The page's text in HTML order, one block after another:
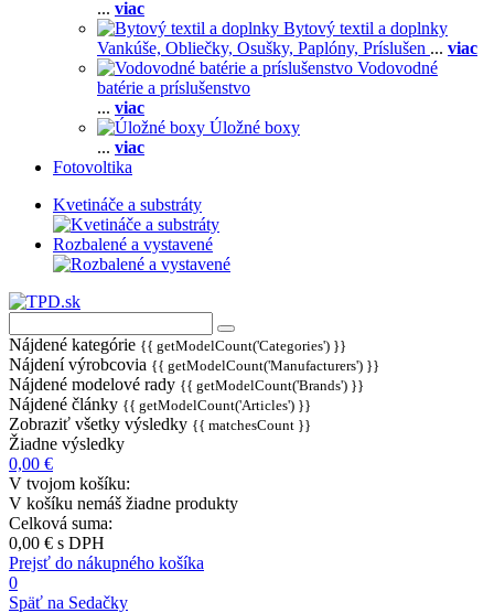
... viac
Bytový textil a doplnky
Vankúše, Obliečky, Osušky, Paplóny, Príslušen ... viac
Vodovodné
batérie a príslušenstvo
... viac
Úložné boxy
... viac
Fotovoltika
Kvetináče a substráty
Rozbalené a vystavené
Nájdené kategórie {{ getModelCount('Categories') }}
Nájdení výrobcovia {{ getModelCount('Manufacturers') }}
Nájdené modelové rady {{ getModelCount('Brands') }}
Nájdené články {{ getModelCount('Articles') }}
Zobraziť všetky výsledky {{ matchesCount }}
Žiadne výsledky
0,00 €
V tvojom košíku:
V košíku nemáš žiadne produkty
Celková suma:
0,00 € s DPH
Prejsť do nákupného košíka
0
Späť na Sedačky